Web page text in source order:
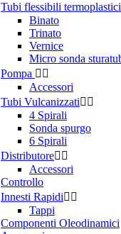
Tubi flessibili termoplastici
Binato
Trinato
Vernice
Micro sonda
Pompa  
Accessori
Tubi Vulcanizzati 
4 Spirali
Sonda spurgo
6 Spirali
Distributore 
Accessori
Controllo
Innesti Rapidi 
Tappi
Componenti Oleodinamici